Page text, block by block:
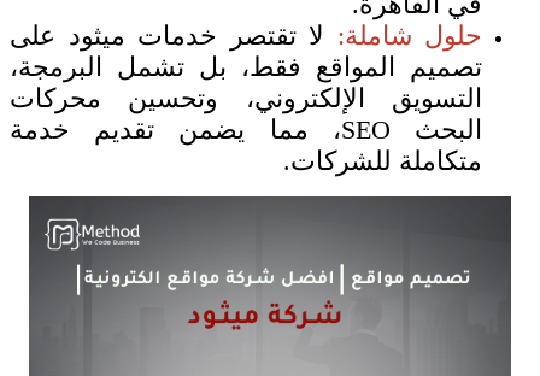
حلول شاملة: لا تقتصر خدمات ميثود على
تصميم المواقع فقط، بل تشمل البرمجة،
التسويق الإلكتروني، وتحسين محركات
البحث SEO، مما يضمن تقديم خدمة
متكاملة للشركات.